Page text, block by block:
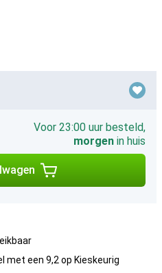
Voor 23:00 uur besteld,
morgen in huis
met een 9,2 op Kieskeurig